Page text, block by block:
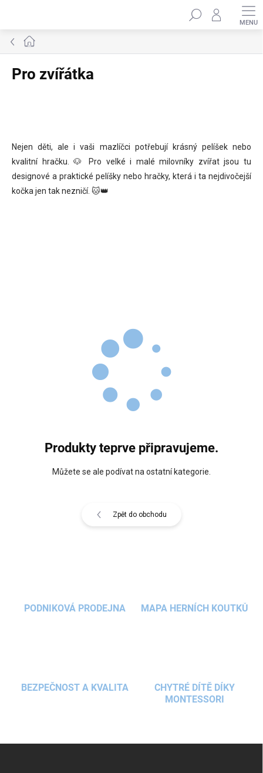
Hledat
Domů
Pro zvířátka
Nejen děti, ale i vaši mazlíčci potřebují krásný pelíšek nebo
kvalitní hračku. 🐶 Pro velké i malé milovníky zvířat jsou tu
designové a praktické pelíšky nebo hračky, která i ta nejdivočejší
kočka jen tak nezničí. 🐱👑
Produkty teprve připravujeme.
Můžete se ale podívat na ostatní kategorie.
Zpět do obchodu
PODNIKOVÁ PRODEJNA MAPA HERNÍCH KOUTKŮ
BEZPEČNOST A KVALITA
CHYTRÉ DÍTĚ DÍKY
MONTESSORI